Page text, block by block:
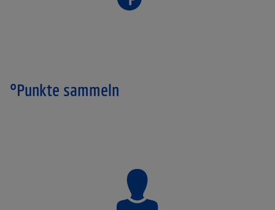
°Punkte sammeln